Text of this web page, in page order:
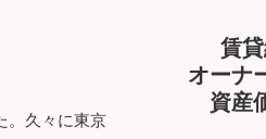
。久々に東京
賃
オーナ
資産